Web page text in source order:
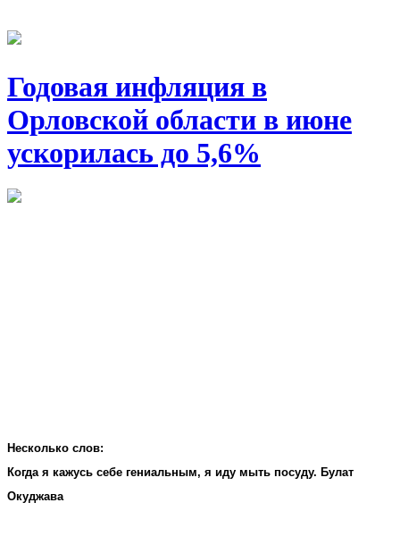
Годовая инфляция в
Орловской области в июне
ускорилась до 5,6%
Несколько слов:
Когда я кажусь себе гениальным, я иду мыть посуду. Булат
Окуджава